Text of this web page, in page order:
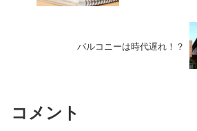
バルコニーは時代遅れ！？
コメント